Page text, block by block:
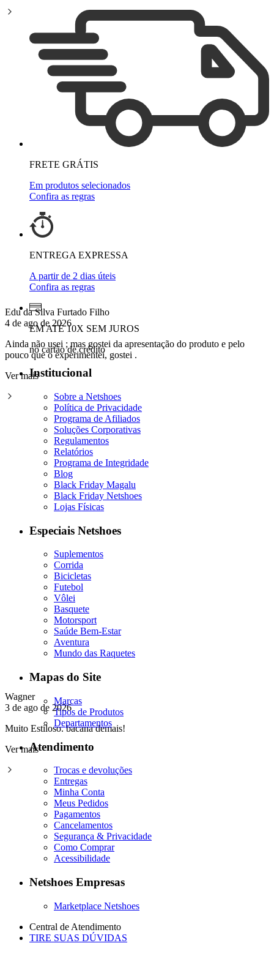
Edu da Silva Furtado Filho
4 de ago de 2026
Ainda não usei ; mas gostei da apresentação do produto e pelo
pouco que o experimentei, gostei .
Ver mais
Wagner
3 de ago de 2026
Muito Estiloso. bacana demais!
Ver mais
FRETE GRÁTIS
Em produtos selecionados
Confira as regras
ENTREGA EXPRESSA
A partir de 2 dias úteis
Confira as regras
EM ATÉ 10X SEM JUROS
no cartão de crédito
Institucional
Sobre a Netshoes
Política de Privacidade
Programa de Afiliados
Soluções Corporativas
Regulamentos
Relatórios
Programa de Integridade
Blog
Black Friday Magalu
Black Friday Netshoes
Lojas Físicas
Especiais Netshoes
Suplementos
Corrida
Bicicletas
Futebol
Vôlei
Basquete
Motorsport
Saúde Bem-Estar
Aventura
Mundo das Raquetes
Mapas do Site
Marcas
Tipos de Produtos
Departamentos
Atendimento
Trocas e devoluções
Entregas
Minha Conta
Meus Pedidos
Pagamentos
Cancelamentos
Segurança & Privacidade
Como Comprar
Acessibilidade
Netshoes Empresas
Marketplace Netshoes
Central de Atendimento
TIRE SUAS DÚVIDAS